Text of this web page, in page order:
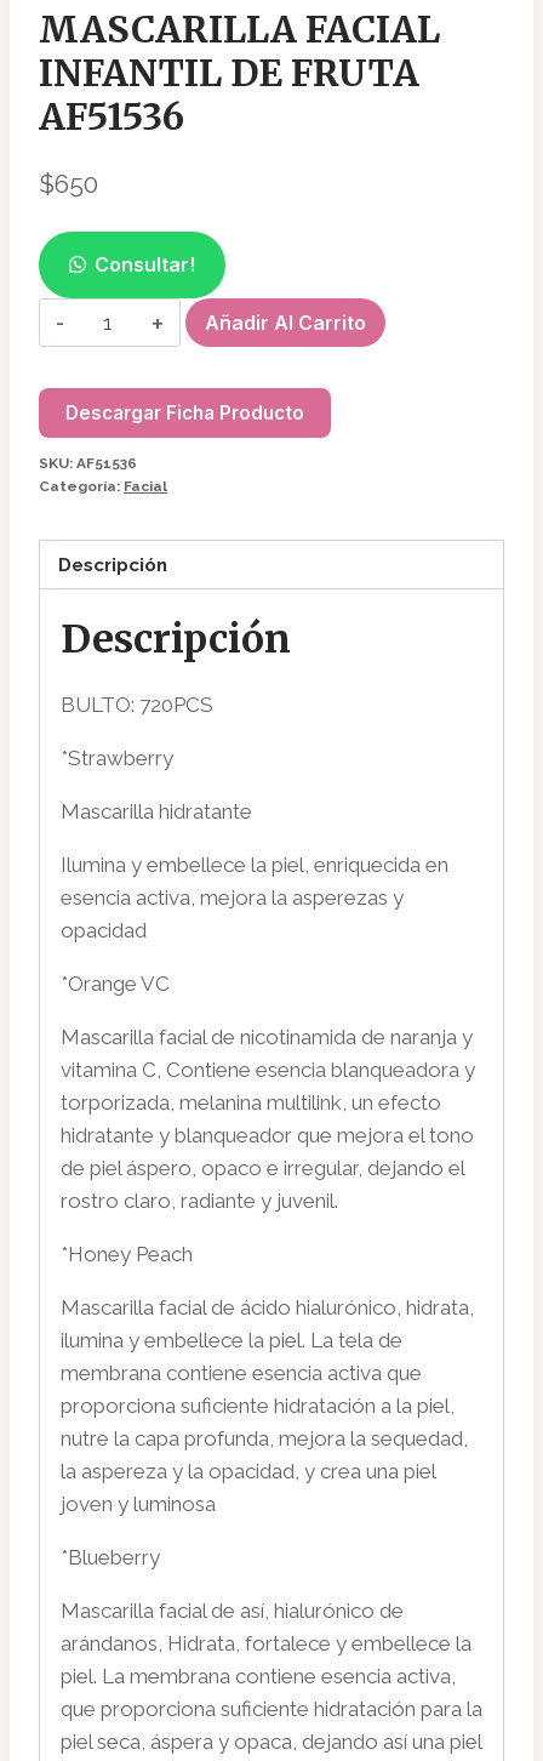
MASCARILLA FACIAL
INFANTIL DE FRUTA
AF51536
$650
Consultar!
MASCARILLA
FACIAL
DE
FRUTA
AF51536
Añadir Al Carrito
Descargar Ficha Producto
SKU: AF51536
Categoría: Facial
Descripción
Descripción
BULTO: 720PCS
*Strawberry
Mascarilla hidratante
Ilumina y embellece la piel, enriquecida en
esencia activa, mejora la asperezas y
opacidad
*Orange VC
Mascarilla facial de nicotinamida de naranja y
vitamina C, Contiene esencia blanqueadora y
torporizada, melanina multilink, un efecto
hidratante y blanqueador que mejora el tono
de piel áspero, opaco e irregular, dejando el
rostro claro, radiante y juvenil.
*Honey Peach
Mascarilla facial de ácido hialurónico, hidrata,
ilumina y embellece la piel. La tela de
membrana contiene esencia activa que
proporciona suficiente hidratación a la piel,
nutre la capa profunda, mejora la sequedad,
la aspereza y la opacidad, y crea una piel
joven y luminosa
*Blueberry
Mascarilla facial de así, hialurónico de
arándanos, Hidrata, fortalece y embellece la
piel. La membrana contiene esencia activa,
que proporciona suficiente hidratación para la
piel seca, áspera y opaca, dejando así una piel